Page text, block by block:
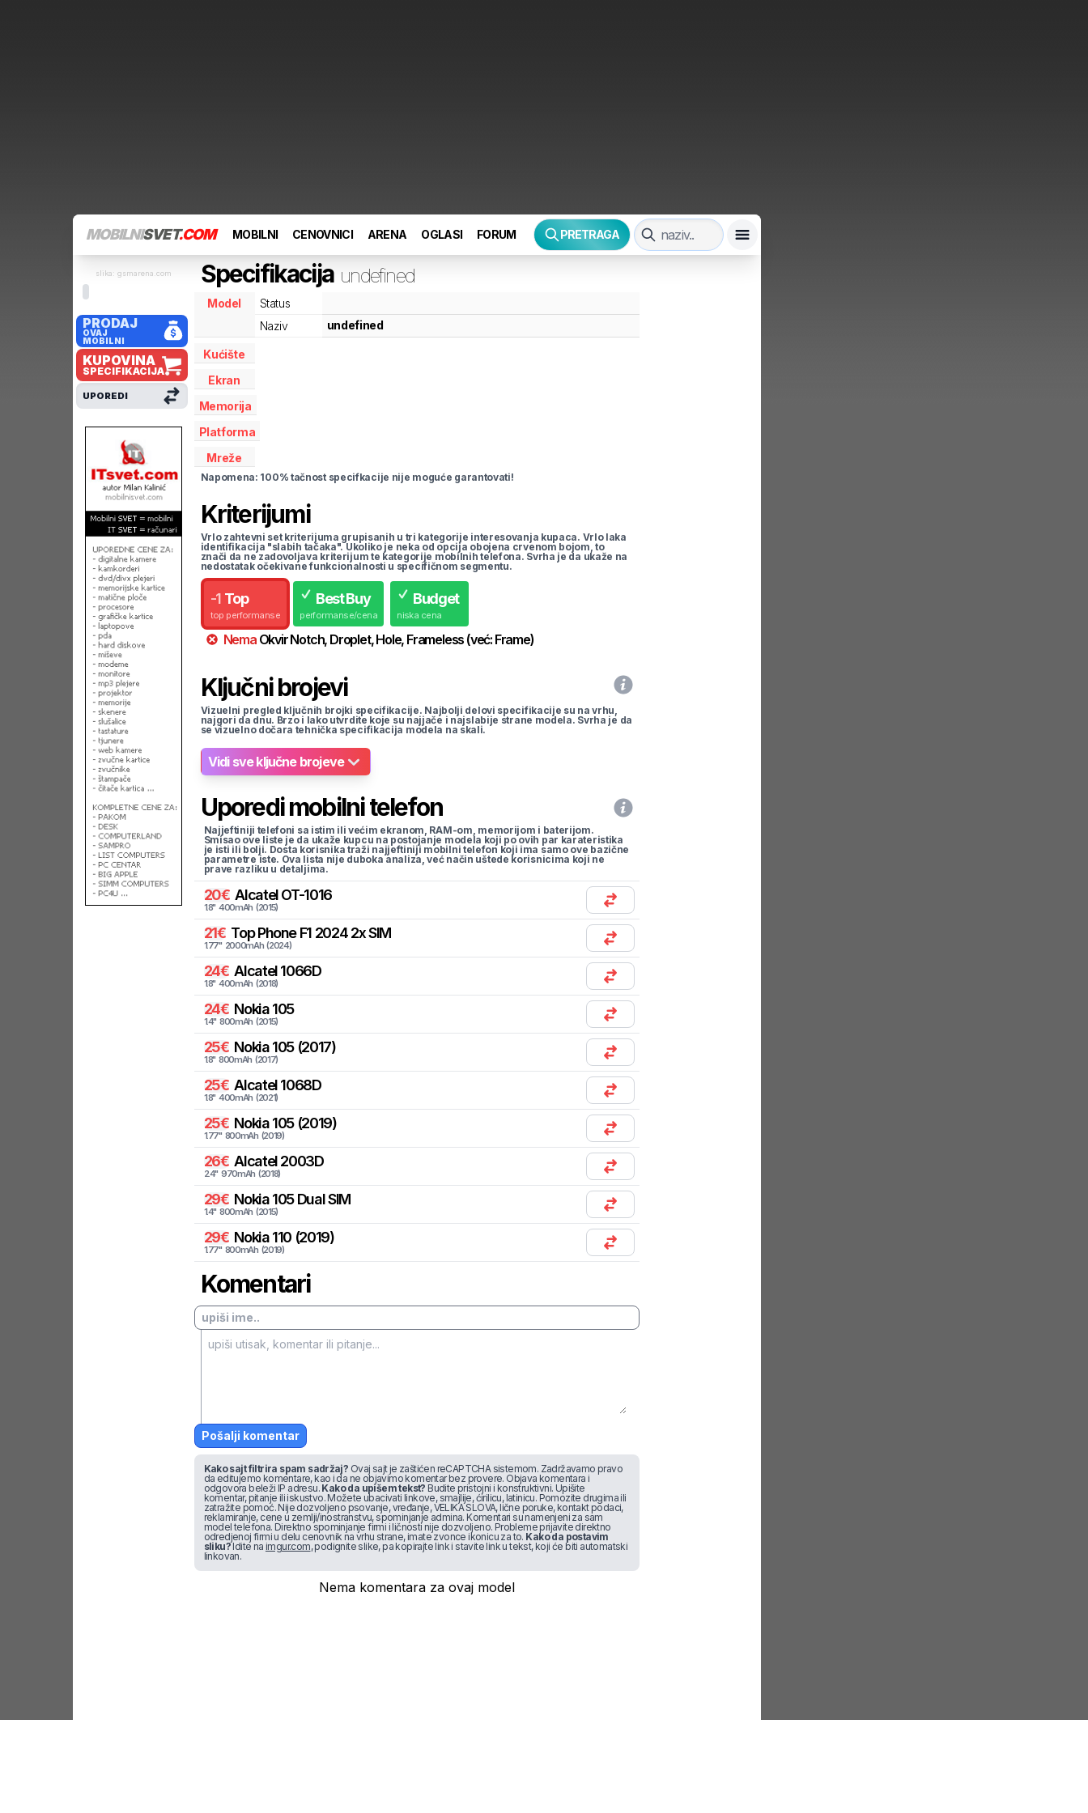
MOBILNISVET.COM MOBILNI CENOVNICI ARENA OGLASI FORUM PRETRAGA
slika: gsmarena.com
PRODAJ
OVAJ
MOBILNI
KUPOVINA
SPECIFIKACIJA
UPOREDI
Specifikacija undefined
Model
Status
Naziv
undefined
Kućište
Ekran
Memorija
Platforma
Mreže
Napomena: 100% tačnost specifkacije nije moguće garantovati!
Kriterijumi
Vrlo zahtevni set kriterijuma grupisanih u tri kategorije interesovanja kupaca. Vrlo laka
identifikacija "slabih tačaka". Ukoliko je neka od opcija obojena crvenom bojom, to
znači da ne zadovoljava kriterijum te kategorije mobilnih telefona. Svrha je da ukaže na
nedostatak očekivane funkcionalnosti u specifičnom segmentu.
-1 Top
top performanse
Best Buy
performanse/cena
Budget
niska cena
Nema OkvirNotch, Droplet, Hole, Frameless (već: Frame)
Ključni brojevi
Vizuelni pregled ključnih brojki specifikacije. Najbolji delovi specifikacije su na vrhu,
najgori da dnu. Brzo i lako utvrdite koje su najjače i najslabije strane modela. Svrha je da
se vizuelno dočara tehnička specifikacija modela na skali.
Vidi sve ključne brojeve
Uporedi mobilni telefon
Najjeftiniji telefoni sa istim ili većim ekranom, RAM-om, memorijom i baterijom.
Smisao ove liste je da ukaže kupcu na postojanje modela koji po ovih par karateristika
je isti ili bolji. Dosta korisnika traži najjeftiniji mobilni telefon koji ima samo ove bazične
parametre iste. Ova lista nije duboka analiza, već način uštede korisnicima koji ne
prave razliku u detaljima.
20€ AlcatelOT-1016
1.8" 400mAh (2015)
21€ Top Phone F1 2024 2x SIM
1.77" 2000mAh (2024)
24€ Alcatel1066D
1.8" 400mAh (2018)
24€ Nokia 105
1.4" 800mAh (2015)
25€ Nokia 105 (2017)
1.8" 800mAh (2017)
25€ Alcatel1068D
1.8" 400mAh (2021)
25€ Nokia 105 (2019)
1.77" 800mAh (2019)
26€ Alcatel2003D
2.4" 970mAh (2018)
29€ Nokia 105 Dual SIM
1.4" 800mAh (2015)
29€ Nokia 110 (2019)
1.77" 800mAh (2019)
Komentari
Pošalji komentar
Kako sajt filtrira spam sadržaj? Ovaj sajt je zaštićen reCAPTCHA sistemom. Zadržavamo pravo
da editujemo komentare, kao i da ne objavimo komentar bez provere. Objava komentara i
odgovora beleži IP adresu. Kako da upišem tekst? Budite pristojni i konstruktivni. Upišite
komentar, pitanje ili iskustvo. Možete ubacivati linkove, smajlije, ćirilicu, latinicu. Pomozite drugima ili
zatražite pomoć. Nije dozvoljeno psovanje, vređanje, VELIKA SLOVA, lične poruke, kontakt podaci,
reklamiranje, cene u zemlji/inostranstvu, spominjanje admina. Komentari su namenjeni za sam
model telefona. Direktno spominjanje firmi i ličnosti nije dozvoljeno. Probleme prijavite direktno
odredjenoj firmi u delu cenovnik na vrhu strane, imate zvonce ikonicu za to. Kako da postavim
sliku?Idite na imgur.com, podignite slike, pa kopirajte link i stavite link u tekst, koji će biti automatski
linkovan.
Nema komentara za ovaj model